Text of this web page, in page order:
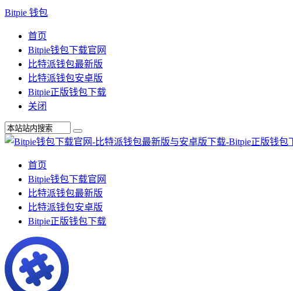
Bitpie 钱包
首页
Bitpie钱包下载官网
比特派钱包最新版
比特派钱包安卓版
Bitpie正版钱包下载
关闭
首页
Bitpie钱包下载官网
比特派钱包最新版
比特派钱包安卓版
Bitpie正版钱包下载